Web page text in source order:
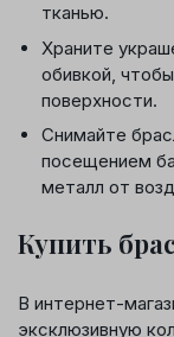
тканью.
Храните
обивкой,
поверхности.
Снимайте
посещением
металл от
Купить
В интернет-
эксклюзивную